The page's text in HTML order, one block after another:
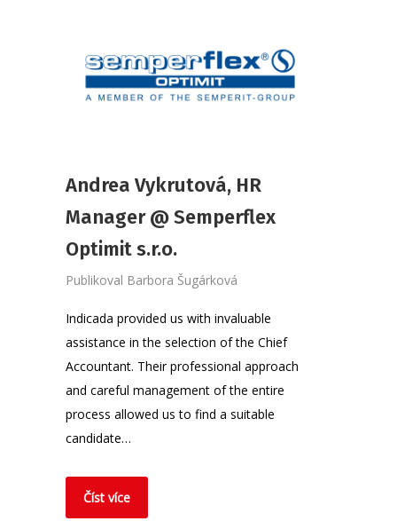
Andrea Vykrutová, HR
Manager @ Semperflex
Optimit s.r.o.
Publikoval Barbora Šugárková
Indicada provided us with invaluable
assistance in the selection of the Chief
Accountant. Their professional approach
and careful management of the entire
process allowed us to find a suitable
candidate…
Číst více